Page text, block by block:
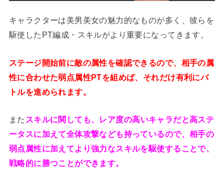
キャラクターは美男美女の魅力的なものが多く、彼らを
駆使したPT編成・スキルがより重要になってきます。
ステージ開始前に敵の属性を確認できるので、相手の属
性に合わせた弱点属性PTを組めば、それだけ有利にバ
トルを進められます。
また スキルに関しても、レア度の高いキャラだと高ステ
ータスに加えて全体攻撃なども持っているので、相手の
弱点属性に加えてより強力なスキルを駆使することで、
戦略的に勝つことができます。